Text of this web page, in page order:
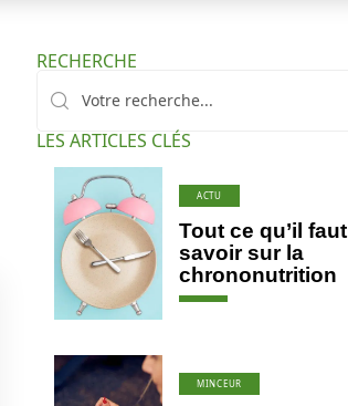
RECHERCHE
LES ARTICLES CLÉS
ACTU
Tout ce qu’il faut
savoir sur la
chrononutrition
MINCEUR